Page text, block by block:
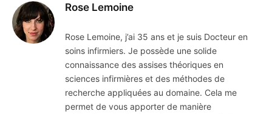
Rose Lemoine
Rose Lemoine, j’ai 35 ans et je suis Docteur en
soins infirmiers. Je possède une solide
connaissance des assises théoriques en
sciences infirmières et des méthodes de
recherche appliquées au domaine. Cela me
permet de vous apporter de manière